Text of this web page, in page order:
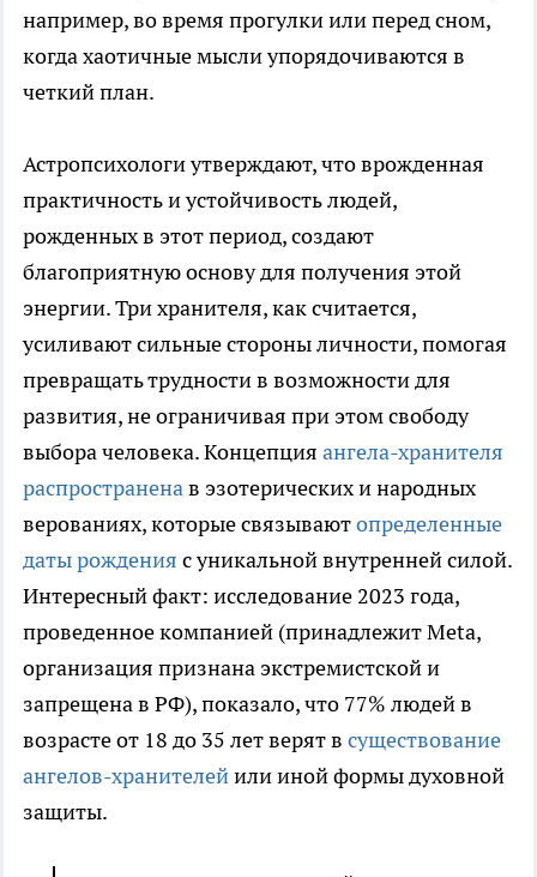
например, во время прогулки или перед сном,
когда хаотичные мысли упорядочиваются в
четкий план.
Астропсихологи утверждают, что врожденная
практичность и устойчивость людей,
рожденных в этот период, создают
благоприятную основу для получения этой
энергии. Три хранителя, как считается,
усиливают сильные стороны личности, помогая
превращать трудности в возможности для
развития, не ограничивая при этом свободу
выбора человека. Концепция ангела-хранителя
распространенав эзотерических и народных
верованиях, которые связываютопределенные
даты рождения с уникальной внутренней силой.
Интересный факт: исследование 2023 года,
проведенное компанией (принадлежит Meta,
организация признана экстремистской и
запрещена в РФ), показало, что 77% людей в
возрасте от 18 до 35 лет верят в существование
ангелов-хранителейили иной формы духовной
защиты.